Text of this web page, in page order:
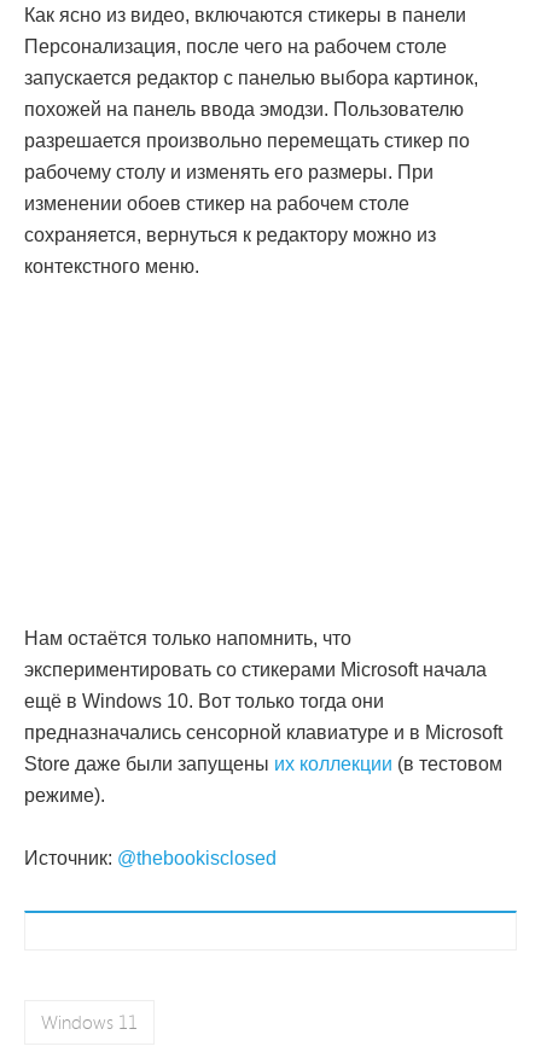
Как ясно из видео, включаются стикеры в панели
Персонализация, после чего на рабочем столе
запускается редактор с панелью выбора картинок,
похожей на панель ввода эмодзи. Пользователю
разрешается произвольно перемещать стикер по
рабочему столу и изменять его размеры. При
изменении обоев стикер на рабочем столе
сохраняется, вернуться к редактору можно из
контекстного меню.
Нам остаётся только напомнить, что
экспериментировать со стикерами Microsoft начала
ещё в Windows 10. Вот только тогда они
предназначались сенсорной клавиатуре и в Microsoft
Store даже были запущены их коллекции (в тестовом
режиме).
Источник: @thebookisclosed
Windows 11